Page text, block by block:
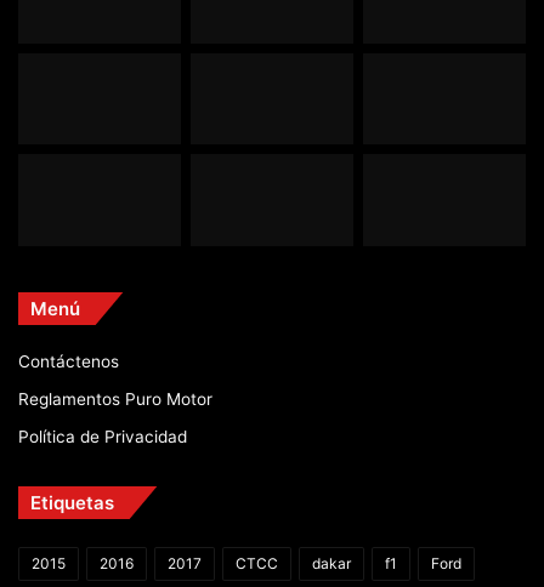
Menú
Contáctenos
Reglamentos Puro Motor
Política de Privacidad
Etiquetas
2015 2016 2017 CTCC dakar f1 Ford